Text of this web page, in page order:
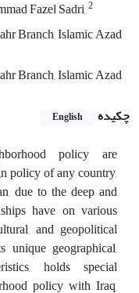
Fazel Sadri,2
Branch, Islamic Azad
Branch, Islamic Azad
چکیده
English
policy are
policy of any country,
due to the deep and
have on various
and geopolitical
geographical,
holds special
policy with Iraq,